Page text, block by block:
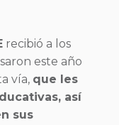
recibió a los
este año
vía, que les
así
sus